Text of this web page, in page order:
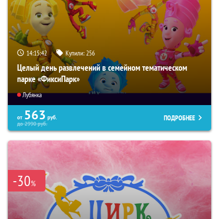
14:15:41 Купили:256
Целый день развлечений в семейном тематическом
парке «ФиксиПарк»
Лубянка
от 563 руб.
до2990руб.
ПОДРОБНЕЕ
-30%